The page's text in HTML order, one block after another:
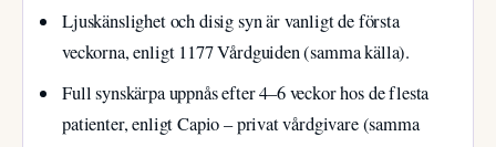
Ljuskänslighet och disig syn är vanligt de första
veckorna, enligt 1177 Vårdguiden (samma källa).
Full synskärpa uppnås efter 4–6 veckor hos de flesta
patienter, enligt Capio – privat vårdgivare (samma